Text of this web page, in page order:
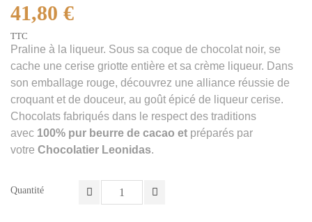
41,80 €
TTC
Praline à la liqueur. Sous sa coque de chocolat noir, se
cache une cerise griotte entière et sa crème liqueur. Dans
son emballage rouge, découvrez une alliance réussie de
croquant et de douceur, au goût épicé de liqueur cerise.
Chocolats fabriqués dans le respect des traditions
avec 100% pur beurre de cacao et préparés par
votre Chocolatier Leonidas.
Quantité